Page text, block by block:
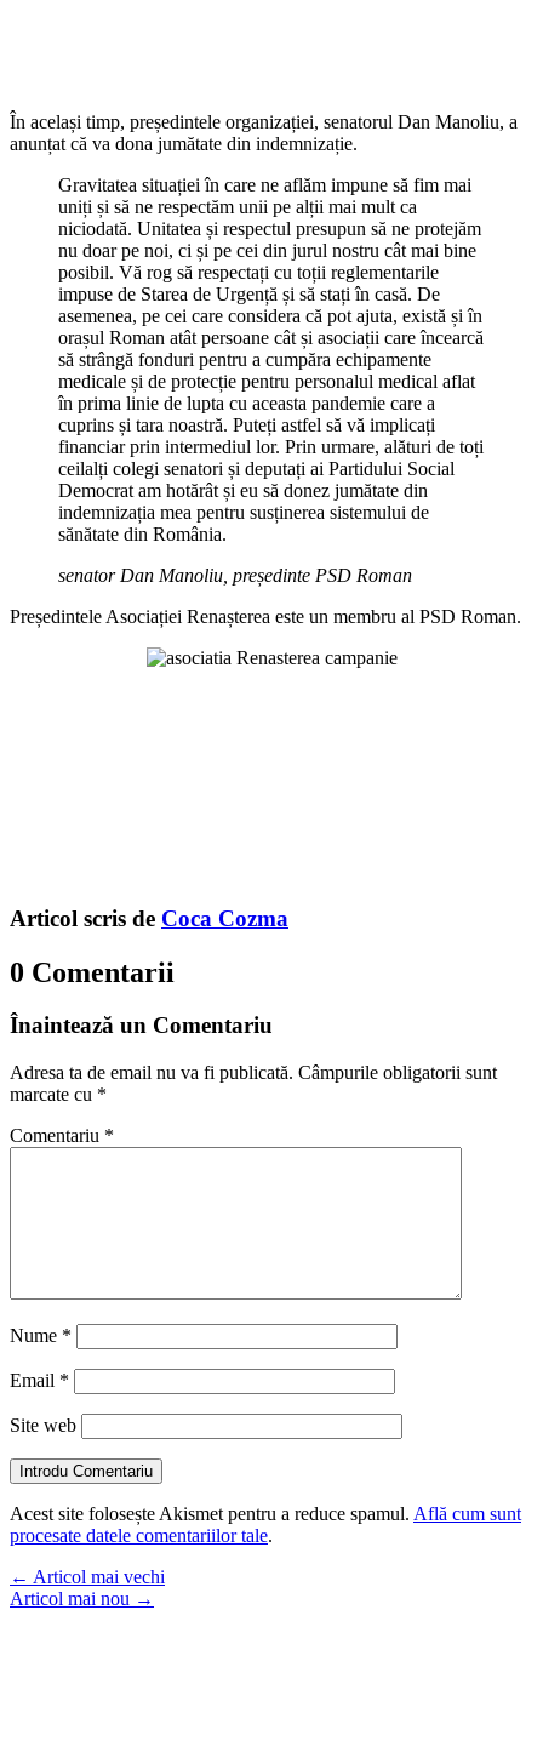
În același timp, președintele organizației, senatorul Dan Manoliu, a
anunțat că va dona jumătate din indemnizație.
Gravitatea situației în care ne aflăm impune să fim mai
uniți și să ne respectăm unii pe alții mai mult ca
niciodată. Unitatea și respectul presupun să ne protejăm
nu doar pe noi, ci și pe cei din jurul nostru cât mai bine
posibil. Vă rog să respectați cu toții reglementarile
impuse de Starea de Urgență și să stați în casă. De
asemenea, pe cei care considera că pot ajuta, există și în
orașul Roman atât persoane cât și asociații care încearcă
să strângă fonduri pentru a cumpăra echipamente
medicale și de protecție pentru personalul medical aflat
în prima linie de lupta cu aceasta pandemie care a
cuprins și tara noastră. Puteți astfel să vă implicați
financiar prin intermediul lor. Prin urmare, alături de toți
ceilalți colegi senatori și deputați ai Partidului Social
Democrat am hotărât și eu să donez jumătate din
indemnizația mea pentru susținerea sistemului de
sănătate din România.
senator Dan Manoliu, președinte PSD Roman
Președintele Asociației Renașterea este un membru al PSD Roman.
Articol scris de Coca Cozma
0 Comentarii
Înaintează un Comentariu
Adresa ta de email nu va fi publicată. Câmpurile obligatorii sunt
marcate cu *
Comentariu *
Nume *
Email *
Site web
Introdu Comentariu
Acest site folosește Akismet pentru a reduce spamul. Află cum sunt
procesate datele comentariilor tale.
← Articol mai vechi
Articol mai nou →